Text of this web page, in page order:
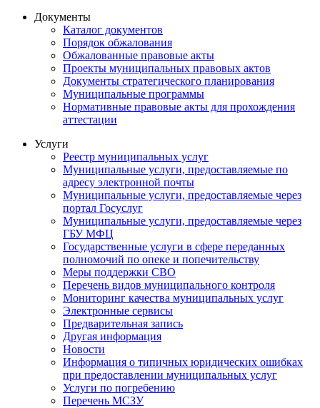
Документы
Каталог документов
Порядок обжалования
Обжалованные правовые акты
Проекты муниципальных правовых актов
Документы стратегического планирования
Муниципальные программы
Нормативные правовые акты для прохождения
аттестации
Услуги
Реестр муниципальных услуг
Муниципальные услуги, предоставляемые по
адресу электронной почты
Муниципальные услуги, предоставляемые через
портал Госуслуг
Муниципальные услуги, предоставляемые через
ГБУ МФЦ
Государственные услуги в сфере переданных
полномочий по опеке и попечительству
Меры поддержки СВО
Перечень видов муниципального контроля
Мониторинг качества муниципальных услуг
Электронные сервисы
Предварительная запись
Другая информация
Новости
Информация о типичных юридических ошибках
при предоставлении муниципальных услуг
Услуги по погребению
Перечень МСЗУ